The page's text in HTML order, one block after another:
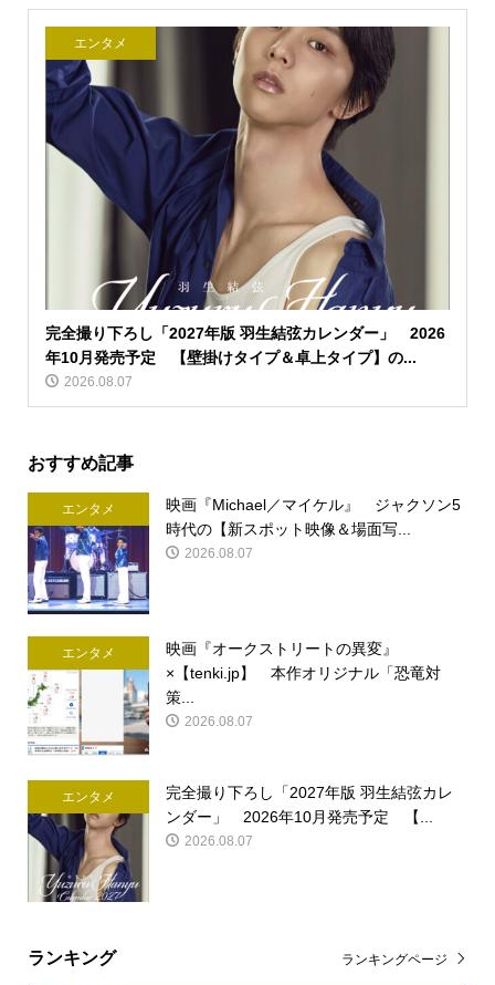
エンタメ
完全撮り下ろし「2027年版 羽生結弦カレンダー」 2026
年10月発売予定 【壁掛けタイプ＆卓上タイプ】の...
2026.08.07
おすすめ記事
エンタメ
映画『Michael／マイケル』 ジャクソン5
時代の【新スポット映像＆場面写...
2026.08.07
エンタメ
映画『オークストリートの異変』
×【tenki.jp】 本作オリジナル「恐竜対
策...
2026.08.07
エンタメ
完全撮り下ろし「2027年版 羽生結弦カレ
ンダー」 2026年10月発売予定 【...
2026.08.07
ランキング ランキングページ